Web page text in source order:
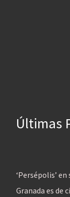
Últimas
‘Persépolis’
Granada es de